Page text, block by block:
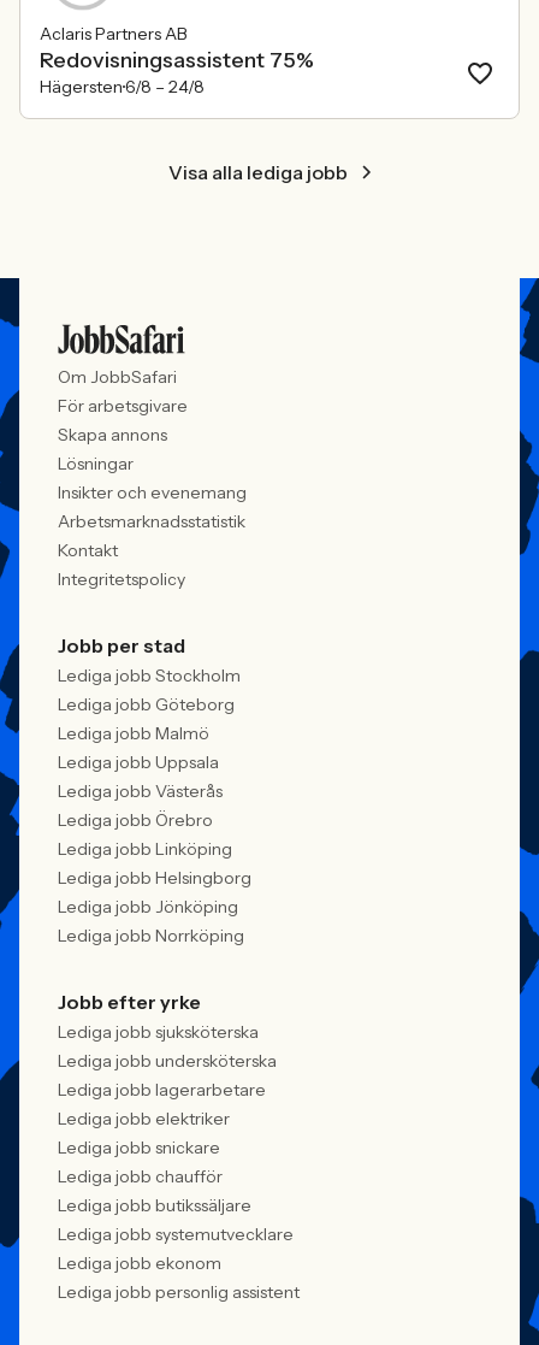
Aclaris Partners AB
Redovisningsassistent 75%
Hägersten6/8 – 24/8
Visa alla lediga jobb
Om JobbSafari
För arbetsgivare
Skapa annons
Lösningar
Insikter och evenemang
Arbetsmarknadsstatistik
Kontakt
Integritetspolicy
Jobb per stad
Lediga jobb Stockholm
Lediga jobb Göteborg
Lediga jobb Malmö
Lediga jobb Uppsala
Lediga jobb Västerås
Lediga jobb Örebro
Lediga jobb Linköping
Lediga jobb Helsingborg
Lediga jobb Jönköping
Lediga jobb Norrköping
Jobb efter yrke
Lediga jobb sjuksköterska
Lediga jobb undersköterska
Lediga jobb lagerarbetare
Lediga jobb elektriker
Lediga jobb snickare
Lediga jobb chaufför
Lediga jobb butikssäljare
Lediga jobb systemutvecklare
Lediga jobb ekonom
Lediga jobb personlig assistent